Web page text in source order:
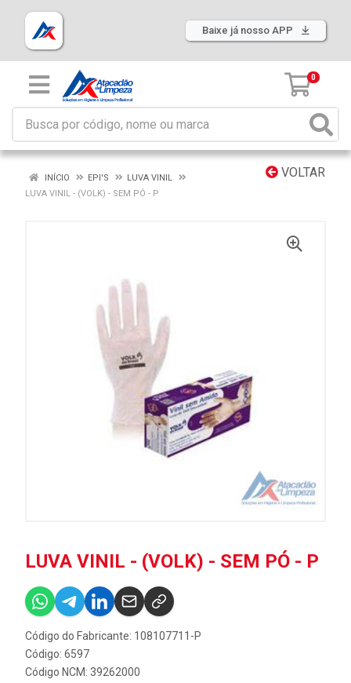
Baixe já nosso APP
0
VOLTAR
INÍCIO EPI'S
LUVA VINIL
LUVA VINIL - (VOLK) - SEM PÓ - P
LUVA VINIL - (VOLK) - SEM PÓ - P
Código do Fabricante: 108107711-P
Código: 6597
Código NCM: 39262000